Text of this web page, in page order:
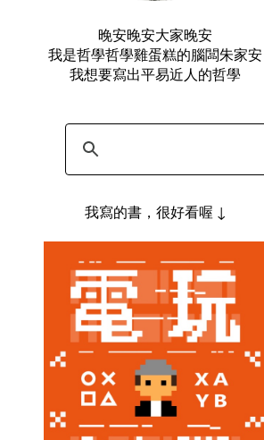
晚安晚安大家晚安
我是哲學哲學雞蛋糕的腦闆朱家安
我想要寫出平易近人的哲學
我寫的書，很好看喔 ↓